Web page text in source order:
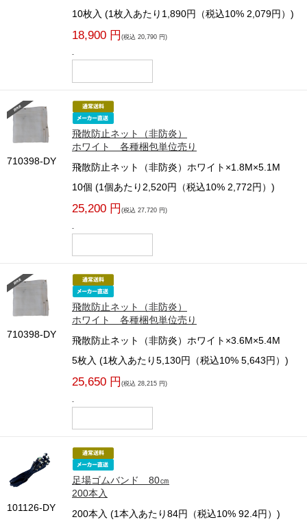
10枚入 (1枚入あたり1,890円（税込10% 2,079円）)
18,900 円 (税込 20,790 円)
-
710398-DY
飛散防止ネット（非防炎）
ホワイト 各種梱包単位売り
飛散防止ネット（非防炎）ホワイト×1.8M×5.1M
10個 (1個あたり2,520円（税込10% 2,772円）)
25,200 円 (税込 27,720 円)
-
710398-DY
飛散防止ネット（非防炎）
ホワイト 各種梱包単位売り
飛散防止ネット（非防炎）ホワイト×3.6M×5.4M
5枚入 (1枚入あたり5,130円（税込10% 5,643円）)
25,650 円 (税込 28,215 円)
-
101126-DY
足場ゴムバンド 80㎝
200本入
200本入 (1本入あたり84円（税込10% 92.4円）)